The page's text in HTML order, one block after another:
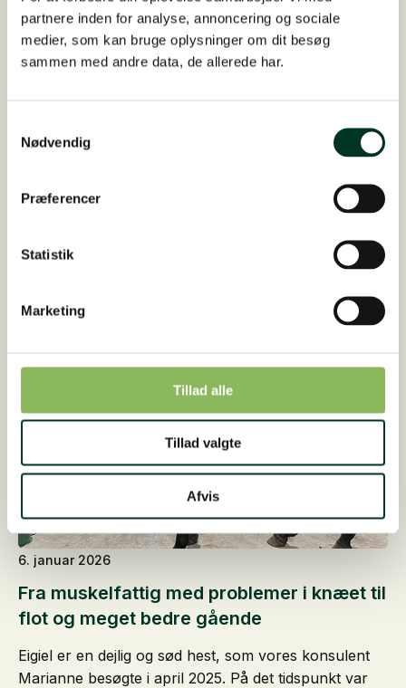
partnere inden for analyse, annoncering og sociale
medier, som kan bruge oplysninger om dit besøg
sammen med andre data, de allerede har.
Nødvendig
Præferencer
Statistik
Marketing
Tillad alle
Tillad valgte
Afvis
Olga blev hjulpet til bedre trivsel, trods
Vores konsulent Lina blev kontaktet den 1. august
en fin pony på 6 år, men hun har PSSM1.…
Fra muskelfattig med problemer i knæet til
flot og meget bedre gående
6. januar 2026
Eigiel er en dejlig og sød hest, som vores konsulent
Marianne besøgte i april 2025. På det tidspunkt var